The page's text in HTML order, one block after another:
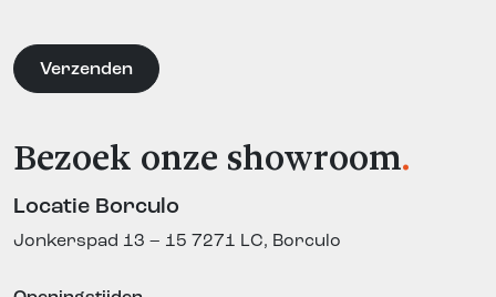
Bezoek onze showroom.
Locatie Borculo
Jonkerspad 13 – 15 7271 LC, Borculo